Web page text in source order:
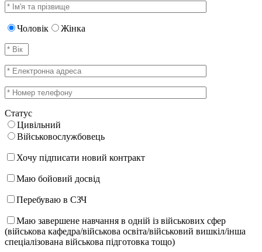
Чоловік Жінка
Статус
Цивільний
Військовослужбовець
Хочу підписати новий контракт
Маю бойовий досвід
Перебуваю в СЗЧ
Маю завершене навчання в одній із військових сфер
(військова кафедра/військова освіта/військовий вишкіл/інша
спеціалізована військова підготовка тощо)